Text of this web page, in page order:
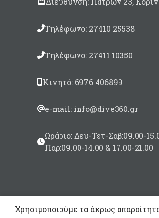
Τηλέφωνο: 27410 25538
Τηλέφωνο: 27411 10350
Κινητό: 6976 406899
e-mail: info@dive360.gr
Ωράριο: Δευ-Τετ-Σαβ:09.00-
Παρ:09.00-14.00 & 17.00-21.00
Χρησιμοποιούμε τα άκρως